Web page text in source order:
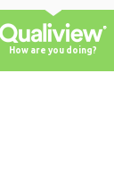
How are you doing?